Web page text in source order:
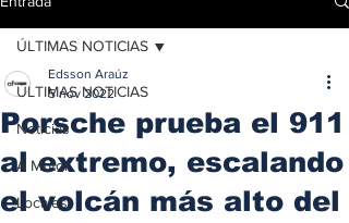
ÚLTIMAS NOTICIAS
Noticias
A Motor
Locales
ÚLTIMAS NOTICIAS
Porsche prueba el 911
al extremo, escalando
el volcán más alto del
Edsson Araúz
5 nov 2022